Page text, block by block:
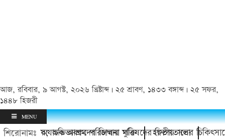
আজ, রবিবার, ৯ আগস্ট, ২০২৬ খ্রিষ্টাব্দ | ২৫ শ্রাবণ, ১৪৩৩ বঙ্গাব্দ | ২৫ সফর,
১৪৪৮ হিজরী
MENU
শিরোনামঃথানায়; অভিভাবকদের জিম্মায় মুক্তি হাসপাতালের
চাঁদপুর অযাচক আশ্রম পরিচালনা পরিষদের দ্বিতীয় সভা